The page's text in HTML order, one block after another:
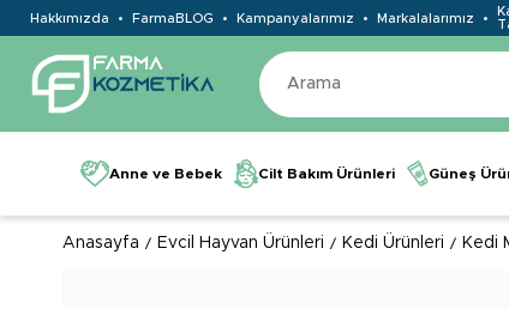
Hakkımızda FarmaBLOG Kampanyalarımız Markalalarımız
Anne ve Bebek Cilt Bakım Ürünleri Güneş
Anasayfa Evcil Hayvan Ürünleri Kedi Ürünleri Kedi